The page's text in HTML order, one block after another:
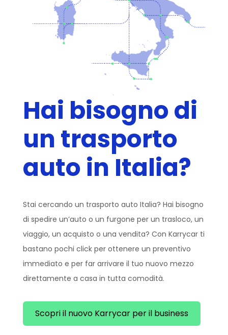
Hai bisogno di
un trasporto
auto in Italia?
Stai cercando un trasporto auto Italia? Hai bisogno
di spedire un’auto o un furgone per un trasloco, un
viaggio, un acquisto o una vendita? Con Karrycar ti
bastano pochi click per ottenere un preventivo
immediato e per far arrivare il tuo nuovo mezzo
direttamente a casa in tutta comodità.
Scopri il nuovo Karrycar per il business